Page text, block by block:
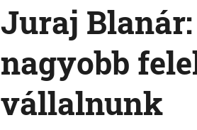
Juraj
nagyobb
vállalnunk